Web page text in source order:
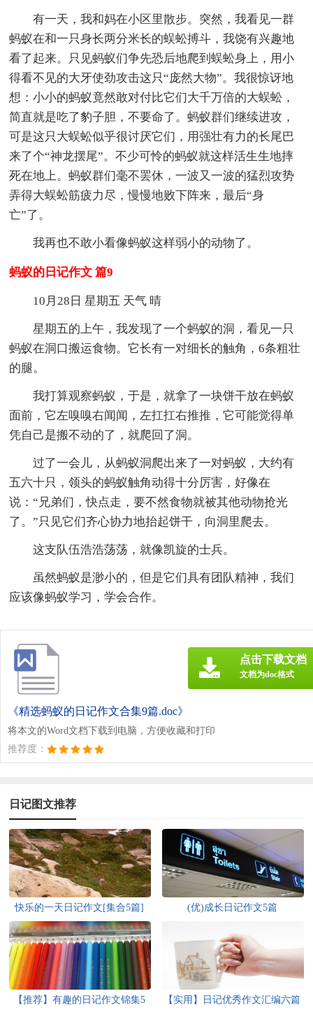
有一天，我和妈在小区里散步。突然，我看见一群
蚂蚁在和一只身长两分米长的蜈蚣搏斗，我饶有兴趣地
看了起来。只见蚂蚁们争先恐后地爬到蜈蚣身上，用小
得看不见的大牙使劲攻击这只“庞然大物”。我很惊讶地
想：小小的蚂蚁竟然敢对付比它们大千万倍的大蜈蚣，
简直就是吃了豹子胆，不要命了。蚂蚁群们继续进攻，
可是这只大蜈蚣似乎很讨厌它们，用强壮有力的长尾巴
来了个“神龙摆尾”。不少可怜的蚂蚁就这样活生生地摔
死在地上。蚂蚁群们毫不罢休，一波又一波的猛烈攻势
弄得大蜈蚣筋疲力尽，慢慢地败下阵来，最后“身
亡”了。
我再也不敢小看像蚂蚁这样弱小的动物了。
蚂蚁的日记作文 篇9
10月28日 星期五 天气 晴
星期五的上午，我发现了一个蚂蚁的洞，看见一只
蚂蚁在洞口搬运食物。它长有一对细长的触角，6条粗壮
的腿。
我打算观察蚂蚁，于是，就拿了一块饼干放在蚂蚁
面前，它左嗅嗅右闻闻，左扛扛右推推，它可能觉得单
凭自己是搬不动的了，就爬回了洞。
过了一会儿，从蚂蚁洞爬出来了一对蚂蚁，大约有
五六十只，领头的蚂蚁触角动得十分厉害，好像在
说：“兄弟们，快点走，要不然食物就被其他动物抢光
了。”只见它们齐心协力地抬起饼干，向洞里爬去。
这支队伍浩浩荡荡，就像凯旋的士兵。
虽然蚂蚁是渺小的，但是它们具有团队精神，我们
应该像蚂蚁学习，学会合作。
《精选蚂蚁的日记作文合集9篇.doc》
将本文的Word文档下载到电脑，方便收藏和打印
推荐度：
点击下载文档
文档为doc格式
日记图文推荐
快乐的一天日记作文[集合5篇] (优)成长日记作文5篇
【推荐】有趣的日记作文锦集5 【实用】日记优秀作文汇编六篇